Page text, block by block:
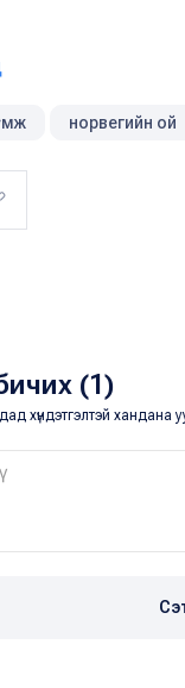
норвегийн ой
(1)
хүндэтгэлтэй хандана